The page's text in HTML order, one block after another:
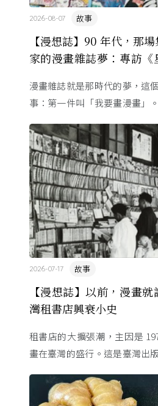
【漫想誌】90 年代，那
家的漫畫雜誌夢：專訪
故事
2026-08-07
漫畫雜誌就是那時代的夢，這
事：第一件叫「我要畫漫畫」
畫畫怎麼活？」
【漫想誌】以前，漫畫
灣租書店興衰小史
故事
2026-07-17
租書店的大擴張潮，主因是
畫在臺灣的盛行。這是臺灣出
的協定保護 ...